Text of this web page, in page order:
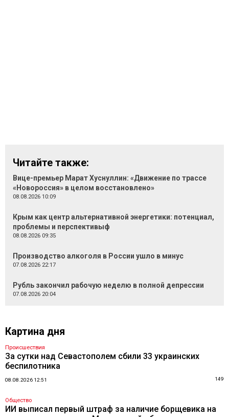
Читайте также:
Вице-премьер Марат Хуснуллин: «Движение по трассе
«Новороссия» в целом восстановлено»
08.08.2026 10:09
Крым как центр альтернативной энергетики: потенциал,
проблемы и перспективыф
08.08.2026 09:35
Производство алкоголя в России ушло в минус
07.08.2026 22:17
Рубль закончил рабочую неделю в полной депрессии
07.08.2026 20:04
Картина дня
Происшествия
За сутки над Севастополем сбили 33 украинских
беспилотника
08.08.2026 12:51 149
Общество
ИИ выписал первый штраф за наличие борщевика на